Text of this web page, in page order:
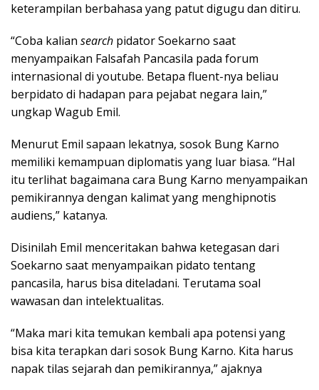
keterampilan berbahasa yang patut digugu dan ditiru.
“Coba kalian search pidator Soekarno saat
menyampaikan Falsafah Pancasila pada forum
internasional di youtube. Betapa fluent-nya beliau
berpidato di hadapan para pejabat negara lain,”
ungkap Wagub Emil.
Menurut Emil sapaan lekatnya, sosok Bung Karno
memiliki kemampuan diplomatis yang luar biasa. “Hal
itu terlihat bagaimana cara Bung Karno menyampaikan
pemikirannya dengan kalimat yang menghipnotis
audiens,” katanya.
Disinilah Emil menceritakan bahwa ketegasan dari
Soekarno saat menyampaikan pidato tentang
pancasila, harus bisa diteladani. Terutama soal
wawasan dan intelektualitas.
“Maka mari kita temukan kembali apa potensi yang
bisa kita terapkan dari sosok Bung Karno. Kita harus
napak tilas sejarah dan pemikirannya,” ajaknya